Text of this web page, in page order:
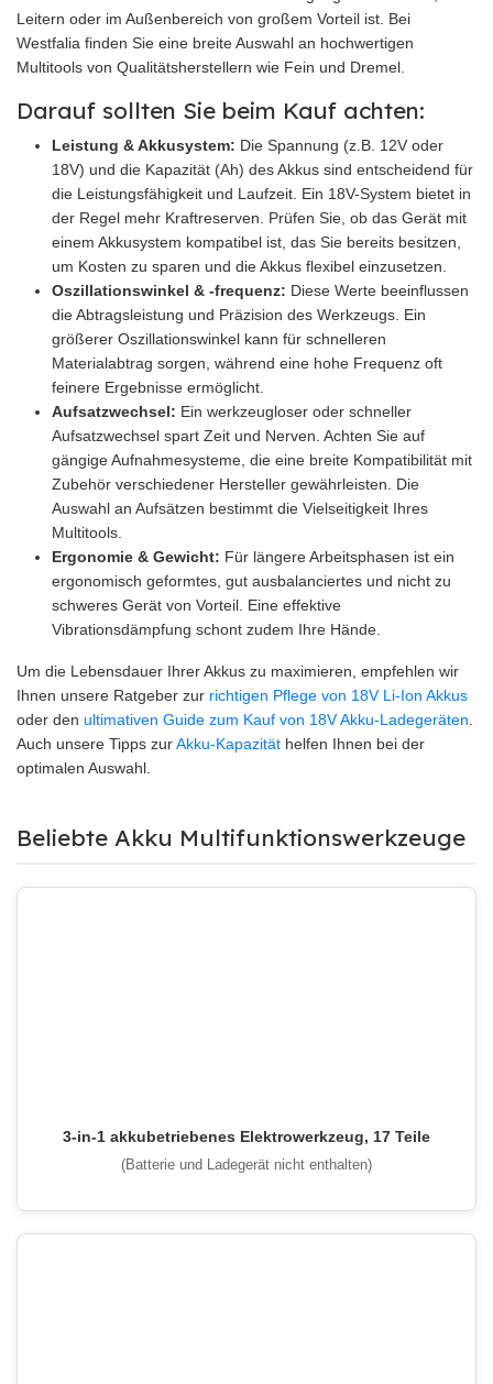
Leitern oder im Außenbereich von großem Vorteil ist. Bei
Westfalia finden Sie eine breite Auswahl an hochwertigen
Multitools von Qualitätsherstellern wie Fein und Dremel.
Darauf sollten Sie beim Kauf achten:
Leistung & Akkusystem: Die Spannung (z.B. 12V oder
18V) und die Kapazität (Ah) des Akkus sind entscheidend für
die Leistungsfähigkeit und Laufzeit. Ein 18V-System bietet in
der Regel mehr Kraftreserven. Prüfen Sie, ob das Gerät mit
einem Akkusystem kompatibel ist, das Sie bereits besitzen,
um Kosten zu sparen und die Akkus flexibel einzusetzen.
Oszillationswinkel & -frequenz: Diese Werte beeinflussen
die Abtragsleistung und Präzision des Werkzeugs. Ein
größerer Oszillationswinkel kann für schnelleren
Materialabtrag sorgen, während eine hohe Frequenz oft
feinere Ergebnisse ermöglicht.
Aufsatzwechsel: Ein werkzeugloser oder schneller
Aufsatzwechsel spart Zeit und Nerven. Achten Sie auf
gängige Aufnahmesysteme, die eine breite Kompatibilität mit
Zubehör verschiedener Hersteller gewährleisten. Die
Auswahl an Aufsätzen bestimmt die Vielseitigkeit Ihres
Multitools.
Ergonomie & Gewicht: Für längere Arbeitsphasen ist ein
ergonomisch geformtes, gut ausbalanciertes und nicht zu
schweres Gerät von Vorteil. Eine effektive
Vibrationsdämpfung schont zudem Ihre Hände.
Um die Lebensdauer Ihrer Akkus zu maximieren, empfehlen wir
Ihnen unsere Ratgeber zur richtigen Pflege von 18V Li-Ion Akkus
oder den ultimativen Guide zum Kauf von 18V Akku-Ladegeräten
Auch unsere Tipps zurAkku-Kapazität helfen Ihnen bei der
optimalen Auswahl.
Beliebte Akku Multifunktionswerkzeuge
3-in-1 akkubetriebenes Elektrowerkzeug, 17 Teile
(Batterie und Ladegerät nicht enthalten)